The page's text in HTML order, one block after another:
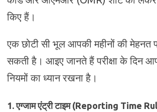
किए हैं।
एक छोटी सी भूल आपकी महीनों की मेहनत
सकती है। आइए जानते हैं परीक्षा के दिन
नियमों का ध्यान रखना है।
1. एग्जाम एंट्री टाइम (Reporting Time